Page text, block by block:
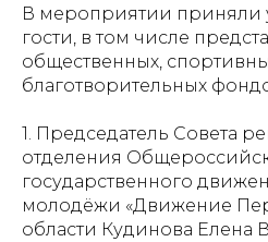
В мероприятии приняли
гости, в том числе
общественных,
благотворительных
1. Председатель Совета
отделения
государственного
молодёжи «Движение
области Кудинова Елена